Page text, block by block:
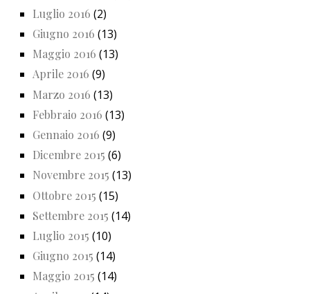
Luglio 2016 (2)
Giugno 2016 (13)
Maggio 2016 (13)
Aprile 2016 (9)
Marzo 2016 (13)
Febbraio 2016 (13)
Gennaio 2016 (9)
Dicembre 2015 (6)
Novembre 2015 (13)
Ottobre 2015 (15)
Settembre 2015 (14)
Luglio 2015 (10)
Giugno 2015 (14)
Maggio 2015 (14)